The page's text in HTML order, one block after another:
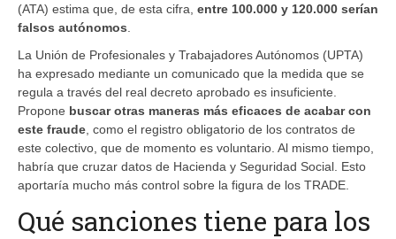
(ATA) estima que, de esta cifra, entre 100.000 y 120.000 serían
falsos autónomos
La Unión de Profesionales y Trabajadores Autónomos (UPTA)
ha expresado mediante un comunicado que la medida que se
regula a través del real decreto aprobado es insuficiente.
Propone buscar otras maneras más eficaces de acabar con
este fraude , como el registro obligatorio de los contratos de
este colectivo, que de momento es voluntario. Al mismo tiempo,
habría que cruzar datos de Hacienda y Seguridad Social. Esto
aportaría mucho más control sobre la figura de los TRADE.
Qué sanciones tiene para los